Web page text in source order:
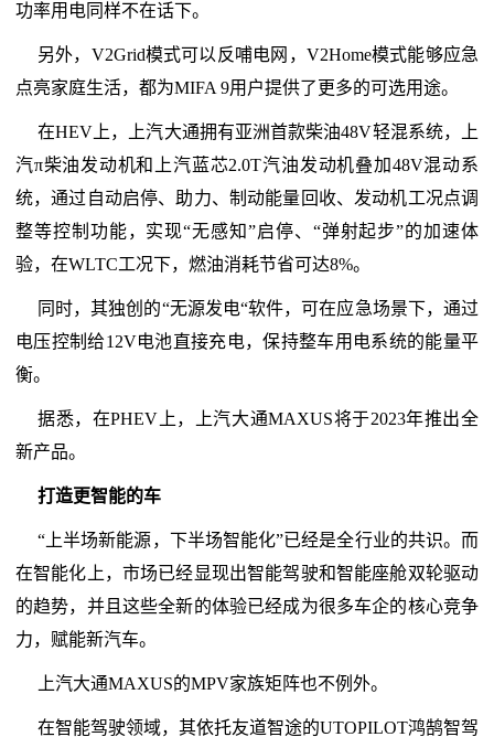
功率用电同样不在话下。
另外，V2Grid模式可以反哺电网，V2Home模式能够应急
点亮家庭生活，都为MIFA 9用户提供了更多的可选用途。
在HEV上，上汽大通拥有亚洲首款柴油48V轻混系统，上
汽π柴油发动机和上汽蓝芯2.0T汽油发动机叠加48V混动系
统，通过自动启停、助力、制动能量回收、发动机工况点调
整等控制功能，实现“无感知”启停、“弹射起步”的加速体
验，在WLTC工况下，燃油消耗节省可达8%。
同时，其独创的“无源发电“软件，可在应急场景下，通过
电压控制给12V电池直接充电，保持整车用电系统的能量平
衡。
据悉，在PHEV上，上汽大通MAXUS将于2023年推出全
新产品。
打造更智能的车
“上半场新能源，下半场智能化”已经是全行业的共识。而
在智能化上，市场已经显现出智能驾驶和智能座舱双轮驱动
的趋势，并且这些全新的体验已经成为很多车企的核心竞争
力，赋能新汽车。
上汽大通MAXUS的MPV家族矩阵也不例外。
在智能驾驶领域，其依托友道智途的UTOPILOT鸿鹄智驾